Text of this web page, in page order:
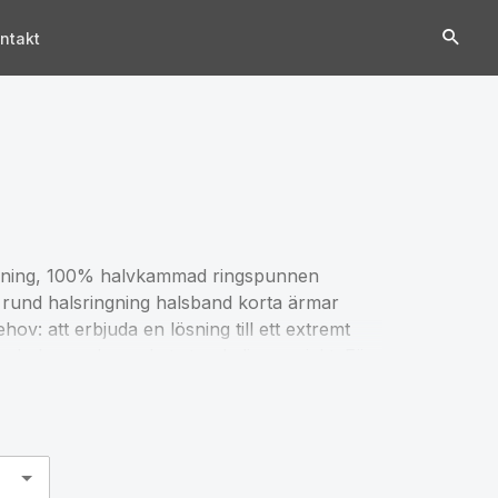
100% halvkammad ringspunnen
halsringning halsband korta ärmar
att erbjuda en lösning till ett extremt
som skiljer sig från våra vanliga
i färg kan förekomma från en produktion
i avsnittet om